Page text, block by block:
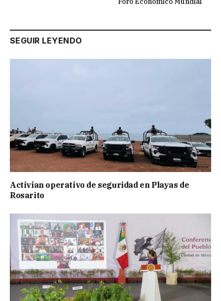
SEGUIR LEYENDO
Activian operativo de seguridad en Playas de
Rosarito